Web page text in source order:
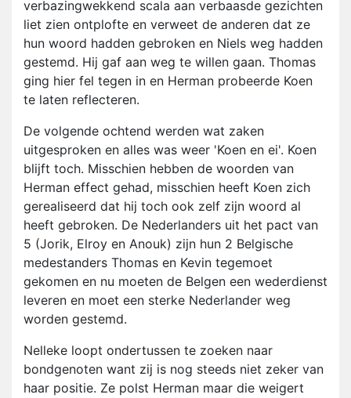
verbazingwekkend scala aan verbaasde gezichten
liet zien ontplofte en verweet de anderen dat ze
hun woord hadden gebroken en Niels weg hadden
gestemd. Hij gaf aan weg te willen gaan. Thomas
ging hier fel tegen in en Herman probeerde Koen
te laten reflecteren.
De volgende ochtend werden wat zaken
uitgesproken en alles was weer 'Koen en ei'. Koen
blijft toch. Misschien hebben de woorden van
Herman effect gehad, misschien heeft Koen zich
gerealiseerd dat hij toch ook zelf zijn woord al
heeft gebroken. De Nederlanders uit het pact van
5 (Jorik, Elroy en Anouk) zijn hun 2 Belgische
medestanders Thomas en Kevin tegemoet
gekomen en nu moeten de Belgen een wederdienst
leveren en moet een sterke Nederlander weg
worden gestemd.
Nelleke loopt ondertussen te zoeken naar
bondgenoten want zij is nog steeds niet zeker van
haar positie. Ze polst Herman maar die weigert